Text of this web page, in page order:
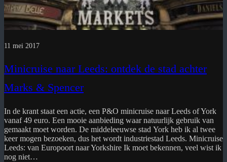
11 mei 2017
Minicruise naar Leeds: ontdek de stad achter
Marks & Spencer
In de krant staat een actie, een P&O minicruise naar Leeds of York
vanaf 49 euro. Een mooie aanbieding waar natuurlijk gebruik van
gemaakt moet worden. De middeleeuwse stad York heb ik al twee
keer mogen bezoeken, dus het wordt industriestad Leeds. Minicruise
Leeds: van Europoort naar Yorkshire Ik moet bekennen, veel wist ik
nog niet…